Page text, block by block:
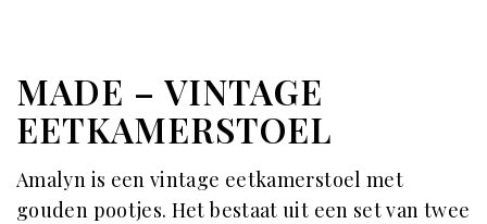
MADE – VINTAGE
EETKAMERSTOEL
Amalyn is een vintage eetkamerstoel met
gouden pootjes. Het bestaat uit een set van twee